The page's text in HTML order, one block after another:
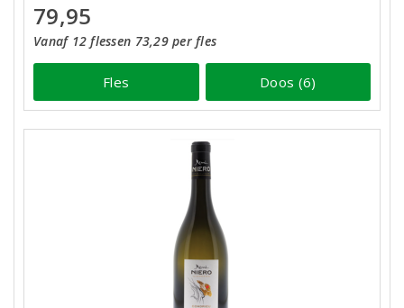
79,95
Vanaf 12 flessen 73,29 per fles
Fles Doos (6)